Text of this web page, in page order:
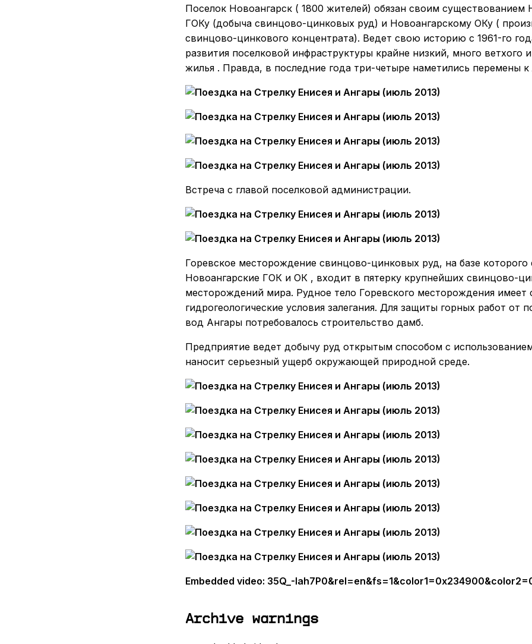
Поселок Новоангарск ( 1800 жителей) обязан своим существованием
ГОКу (добыча свинцово-цинковых руд) и Новоангарскому ОКу (
свинцово-цинкового концентрата). Ведет свою историю с 1961-го
развития поселковой инфраструктуры крайне низкий, много ветхого
жилья . Правда, в последние года три-четыре наметились перемены
Встреча с главой поселковой администрации.
Горевское месторождение свинцово-цинковых руд, на базе которого
Новоангарские ГОК и ОК , входит в пятерку крупнейших свинцово-
месторождений мира. Рудное тело Горевского месторождения имеет
гидрогеологические условия залегания. Для защиты горных работ от
вод Ангары потребовалось строительство дамб.
Предприятие ведет добычу руд открытым способом с
наносит серьезный ущерб окружающей природной среде.
Embedded video: 35Q_-
Archive warnings